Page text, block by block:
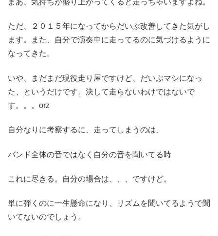
まあ、気持ちが盛り上がってくると走っちゃいますよね。
ただ、２０１５年になってからだいぶ改善してきた気がし
ます。また、自分で演奏中に走ってるのに気づけるように
なってきた。
いや、まだまだ現役走り屋ですけど、だいぶマシになっ
た、というだけです。決して走らないわけではないで
す。。。orz
自分なりに考察するに、走ってしまうのは、
バンド全体の音ではなく自分の音を聞いてる時
これに尽きる。自分の場合は、、、ですけど。
単に弾くのに一生懸命になり、リズムを聞いてるようで聞
いてないのでしょう。